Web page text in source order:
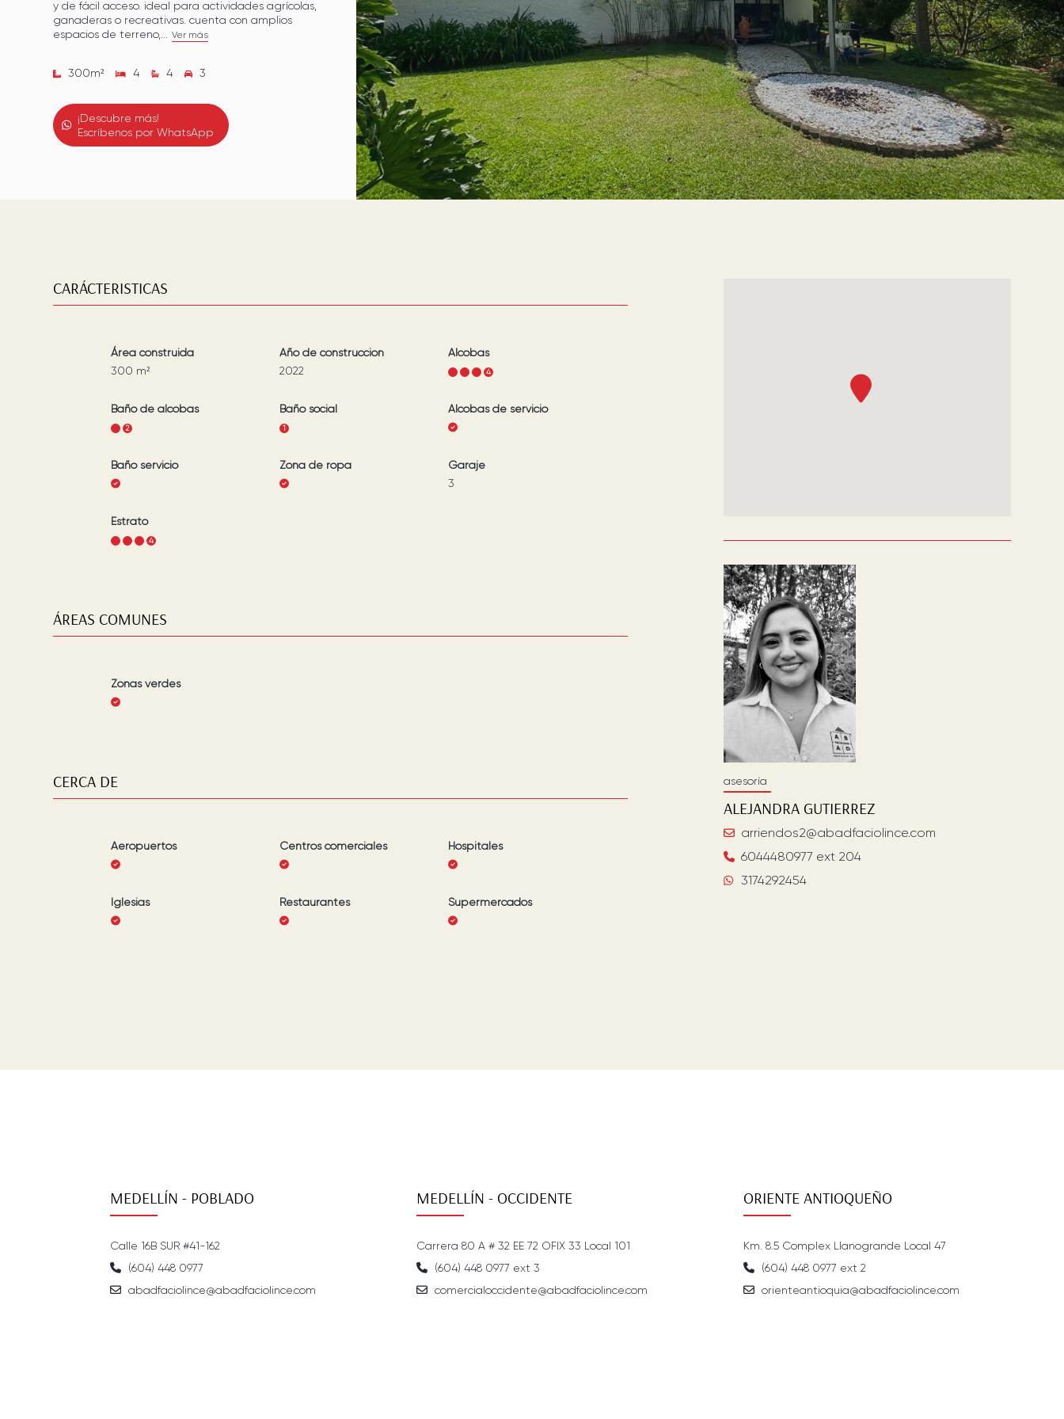
y de fácil acceso. ideal para actividades agrícolas,
ganaderas o recreativas. cuenta con amplios
espacios de terreno,...
Ver más
300m² 4 4 3
¡Descubre más!
Escríbenos por WhatsApp
CARÁCTERISTICAS
Área construida
300 m²
Año de construcción
2022
Alcobas
4
Baño de alcobas
2
Baño social
1
Alcobas de servicio
Baño servicio Zona de ropa
Garaje
3
Estrato
4
ÁREAS COMUNES
Zonas verdes
CERCA DE
Aeropuertos Centros comerciales Hospitales
Iglesias Restaurantes Supermercados
asesoría
ALEJANDRA GUTIERREZ
arriendos2@abadfaciolince.com
6044480977 ext 204
3174292454
MEDELLÍN - POBLADO
Calle 16B SUR #41-162
(604) 448 0977
abadfaciolince@abadfaciolince.com
MEDELLÍN - OCCIDENTE
Carrera 80 A # 32 EE 72 OFIX 33 Local 101
(604) 448 0977 ext 3
comercialoccidente@abadfaciolince.com
ORIENTE ANTIOQUEÑO
Km. 8.5 Complex Llanogrande Local 47
(604) 448 0977 ext 2
orienteantioquia@abadfaciolince.com